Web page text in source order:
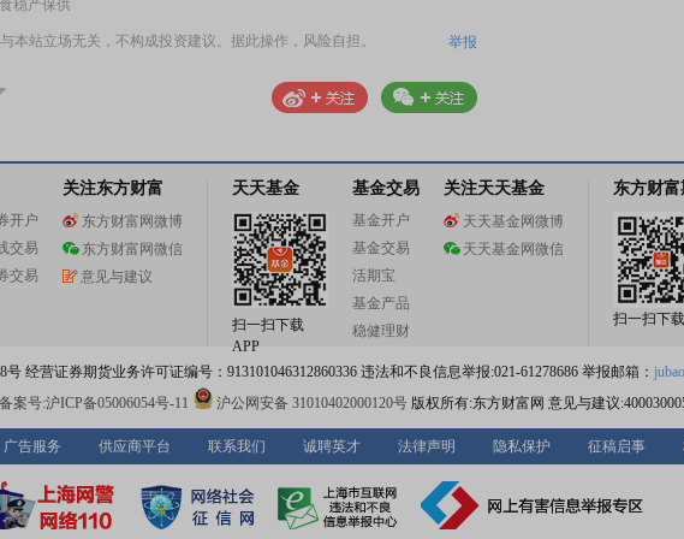
稳产保供
本站立场无关，不构成投资建议。据此操作，风险自担。 举报
开户
交易
交易
关注东方财富
东方财富网微博
东方财富网微信
意见与建议
天天基金
扫一扫下载
APP
基金交易
基金开户
基金交易
活期宝
基金产品
稳健理财
关注天天基金
天天基金网微博
天天基金网微信
东方财富
扫一扫下
经营证券期货业务许可证编号：913101046312860336 违法和不良信息举报:021-61278686 举报邮箱：
案号:沪ICP备05006054号-11
沪公网安备 31010402000120号版权所有:东方财富网 意见与建议
广告服务 供应商平台 联系我们 诚聘英才 法律声明 隐私保护 征稿启事